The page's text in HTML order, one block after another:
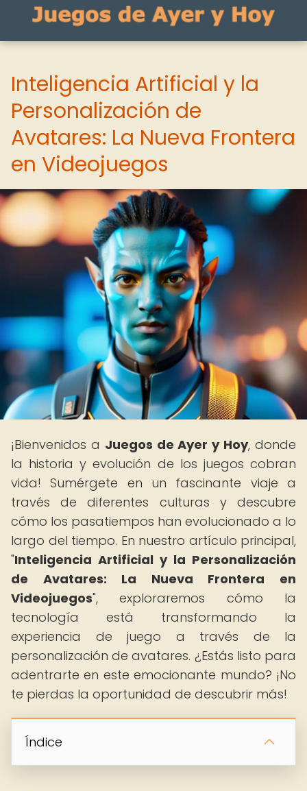
Inteligencia Artificial y la
Personalización de
Avatares: La Nueva Frontera
en Videojuegos
¡Bienvenidos a Juegos de Ayer y Hoy, donde
la historia y evolución de los juegos cobran
vida! Sumérgete en un fascinante viaje a
través de diferentes culturas y descubre
cómo los pasatiempos han evolucionado a lo
largo del tiempo. En nuestro artículo principal,
"Inteligencia Artificial y la Personalización
de Avatares: La Nueva Frontera en
Videojuegos", exploraremos cómo la
tecnología está transformando la
experiencia de juego a través de la
personalización de avatares. ¿Estás listo para
adentrarte en este emocionante mundo? ¡No
te pierdas la oportunidad de descubrir más!
Índice